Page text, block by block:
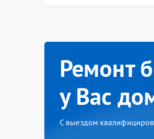
Ремонт
у Вас
С выездом